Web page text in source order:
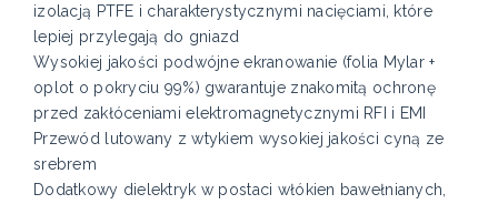
izolacją PTFE i charakterystycznymi nacięciami, które
lepiej przylegają do gniazd
Wysokiej jakości podwójne ekranowanie (folia Mylar +
oplot o pokryciu 99%) gwarantuje znakomitą ochronę
przed zakłóceniami elektromagnetycznymi RFI i EMI
Przewód lutowany z wtykiem wysokiej jakości cyną ze
srebrem
Dodatkowy dielektryk w postaci włókien bawełnianych,